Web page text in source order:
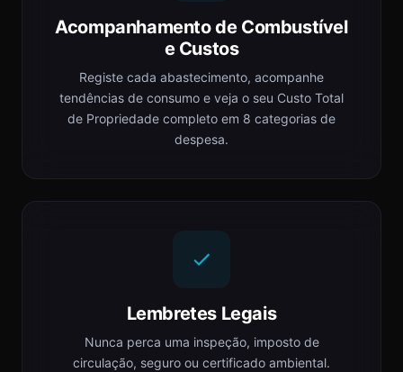
Acompanhamento de Combustível
e Custos
Registe cada abastecimento, acompanhe
tendências de consumo e veja o seu Custo Total
de Propriedade completo em 8 categorias de
despesa.
Lembretes Legais
Nunca perca uma inspeção, imposto de
circulação, seguro ou certificado ambiental.